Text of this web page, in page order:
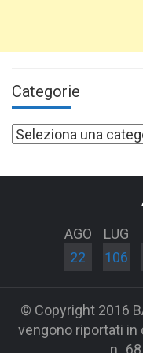
Categorie
Categorie
AGO
22
LUG
106
© Copyright 2016
vengono riportati in